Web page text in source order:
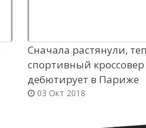
Сначала растянули,
спортивный кроссовер
дебютирует в Париже
03 Окт 2018